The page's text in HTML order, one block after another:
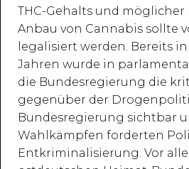
THC-Gehalts und möglicher
Anbau von Cannabis sollte
legalisiert werden. Bereits
Jahren wurde in
die Bundesregierung die
gegenüber der
Bundesregierung sichtbar
Wahlkämpfen forderten
Entkriminalisierung. Vor